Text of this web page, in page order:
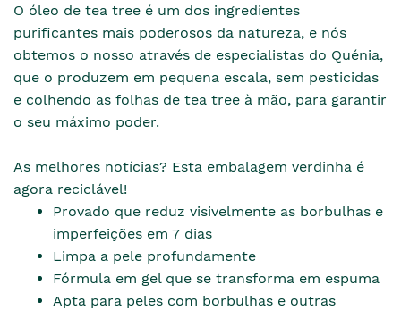
O óleo de tea tree é um dos ingredientes
purificantes mais poderosos da natureza, e nós
obtemos o nosso através de especialistas do Quénia,
que o produzem em pequena escala, sem pesticidas
e colhendo as folhas de tea tree à mão, para garantir
o seu máximo poder.
As melhores notícias? Esta embalagem verdinha é
agora reciclável!
Provado que reduz visivelmente as borbulhas e
imperfeições em 7 dias
Limpa a pele profundamente
Fórmula em gel que se transforma em espuma
Apta para peles com borbulhas e outras